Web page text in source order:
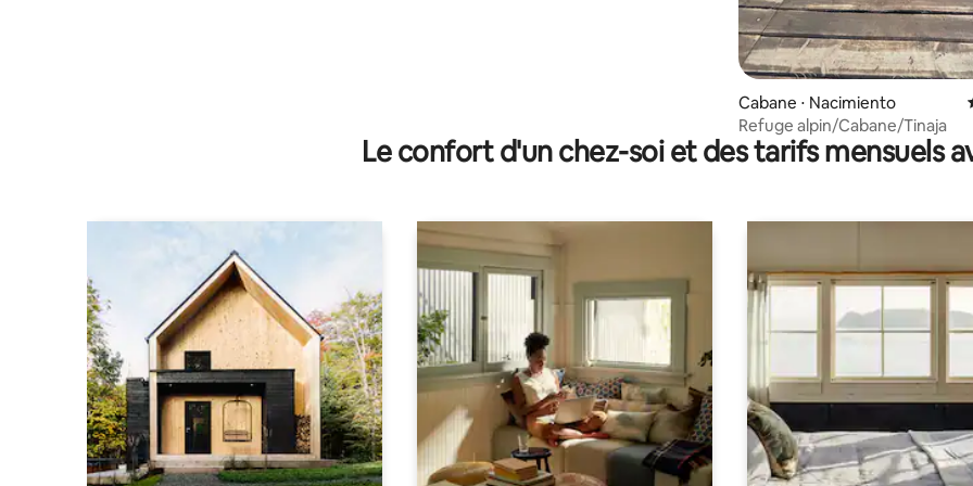
Cabane ⋅ Nacimiento
Refuge alpin/Cabane/Tinaja
Le confort d'un chez-soi et des tarifs mensuels